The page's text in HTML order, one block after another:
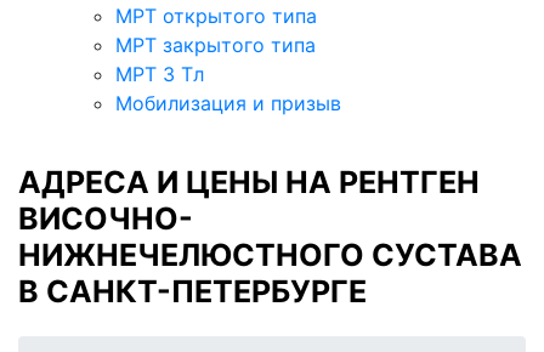
МРТ открытого типа
МРТ закрытого типа
МРТ 3 Тл
Мобилизация и призыв
АДРЕСА И ЦЕНЫ НА РЕНТГЕН
ВИСОЧНО-
НИЖНЕЧЕЛЮСТНОГО СУСТАВА
В САНКТ-ПЕТЕРБУРГЕ